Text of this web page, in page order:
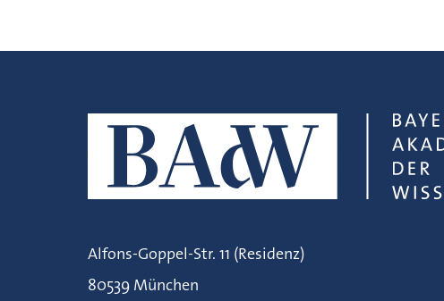
Alfons-Goppel-Str. 11 (Residenz)
80539 München